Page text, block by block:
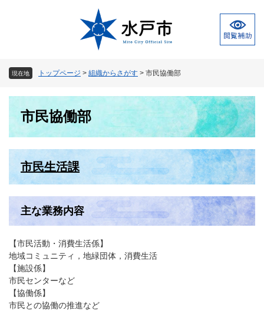
現在地 トップページ > 組織からさがす > 市民協働部
市民協働部
市民生活課
主な業務内容
【市民活動・消費生活係】
地域コミュニティ，地緑団体，消費生活
【施設係】
市民センターなど
【協働係】
市民との協働の推進など